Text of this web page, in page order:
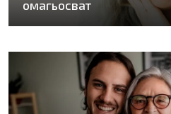
омагьосват